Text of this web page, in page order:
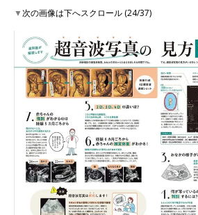
▼次の画像は下へスクロール (24/37)